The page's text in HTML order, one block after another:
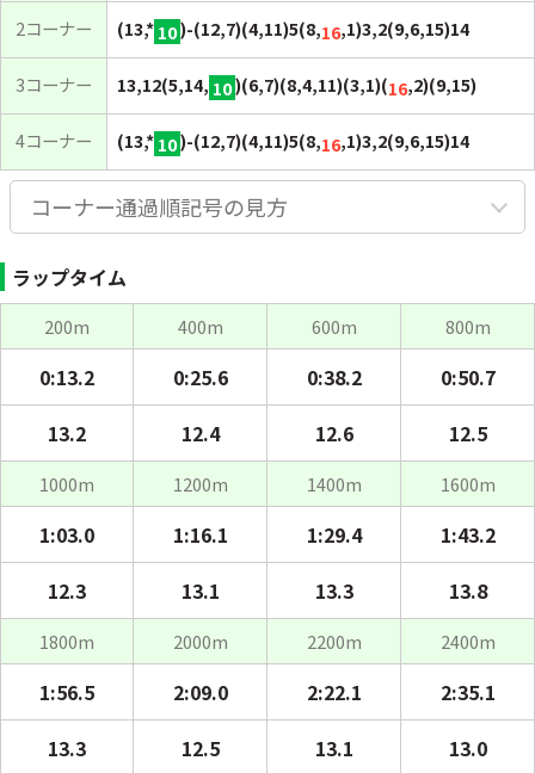
2コーナー (13,*10)-(12,7)(4,11)5(8,16,1)3,2(9,6,15)14
3コーナー 13,12(5,14, 10)(6,7)(8,4,11)(3,1)(16,2)(9,15)
4コーナー (13,*10)-(12,7)(4,11)5(8,16,1)3,2(9,6,15)14
コーナー通過順記号の見方
ラップタイム
200m 400m 600m 800m
0:13.2 0:25.6 0:38.2
0:50.7
13.2
12.4 12.6 12.5
1000m 1200m 1400m 1600m
1:03.0 1:16.1 1:29.4
1:43.2
12.3
13.1 13.3 13.8
1800m 2000m 2200m 2400m
1:56.5 2:09.0 2:22.1
2:35.1
13.3
12.5 13.1 13.0